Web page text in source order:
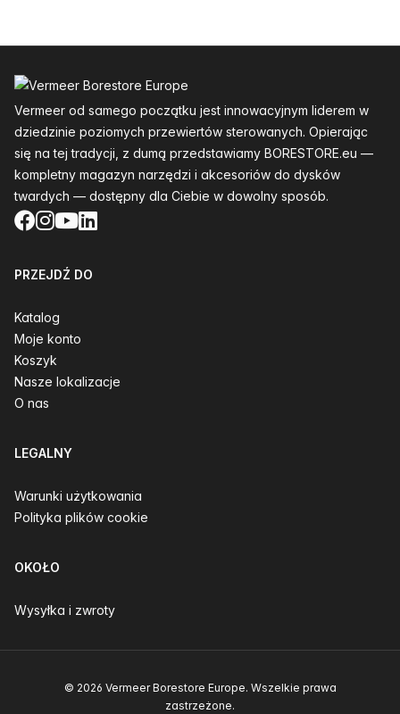
Vermeer od samego początku jest innowacyjnym liderem w
dziedzinie poziomych przewiertów sterowanych. Opierając
się na tej tradycji, z dumą przedstawiamy BORESTORE.eu —
kompletny magazyn narzędzi i akcesoriów do dysków
twardych — dostępny dla Ciebie w dowolny sposób.
Facebook
Instagram
YouTube
LinkedIn
PRZEJDŹ DO
Katalog
Moje konto
Koszyk
Nasze lokalizacje
O nas
LEGALNY
Warunki użytkowania
Polityka plików cookie
OKOŁO
Wysyłka i zwroty
© 2026 Vermeer Borestore Europe. Wszelkie prawa
zastrzeżone.